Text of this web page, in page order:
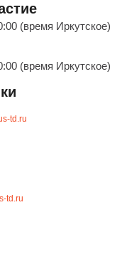
информацию
(время Иркутское)
(время Иркутское)
td.ru
td.ru